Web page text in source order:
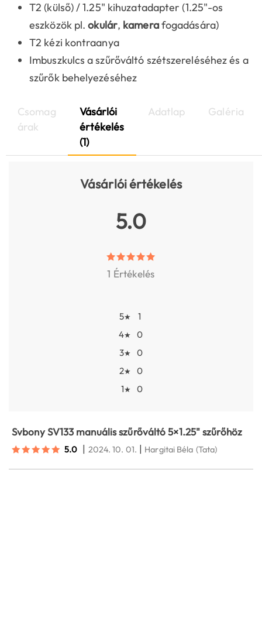
T2 (külső) / 1.25" kihuzatadapter (1.25"-os
eszközök pl.okulár, kamerafogadására)
T2 kézi kontraanya
Imbuszkulcs a szűrőváltó szétszereléséhez és a
szűrők behelyezéséhez
Csomag
árak
Vásárlói
értékelés
(1)
Adatlap Galéria
Vásárlói értékelés
5.0
1 Értékelés
5★
1
4★
0
3★
0
2★
0
1★ 0
Svbony SV133 manuális szűrőváltó 5×1.25" szűrőhöz
5.0 | 2024. 10. 01. | Hargitai Béla (Tata)